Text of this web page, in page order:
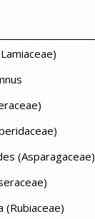
(Asparagaceae)
(Rubiaceae)